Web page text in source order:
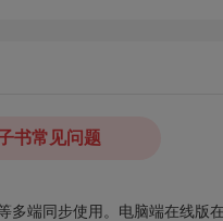
书常见问题
端同步使用。电脑端在线版